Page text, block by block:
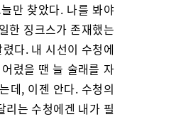
만 찾았다. 나를 봐야
한 징크스가 존재했는
다. 내 시선이 수청에
렸을 땐 늘 술래를 자
데, 이젠 안다. 수청의
리는 수청에겐 내가 필